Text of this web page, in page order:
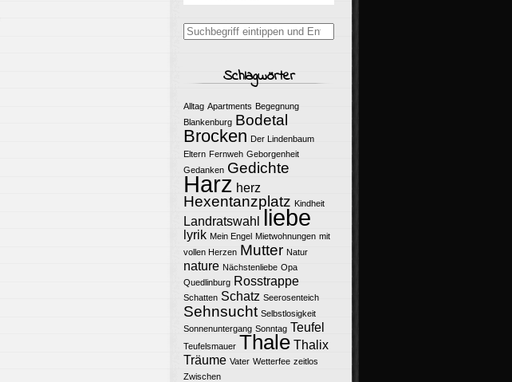
Suchergebnisse
für:
Schlagwörter
Alltag Apartments Begegnung
Blankenburg Bodetal
Brocken Der Lindenbaum
Eltern Fernweh Geborgenheit
Gedanken Gedichte
Harz herz
Hexentanzplatz Kindheit
Landratswahl liebe
lyrik Mein Engel Mietwohnungen mit
vollen Herzen Mutter Natur
nature Nächstenliebe Opa
Quedlinburg Rosstrappe
Schatten Schatz Seerosenteich
Sehnsucht Selbstlosigkeit
Sonnenuntergang Sonntag Teufel
Teufelsmauer Thale Thalix
Träume Vater Wetterfee zeitlos
Zwischen